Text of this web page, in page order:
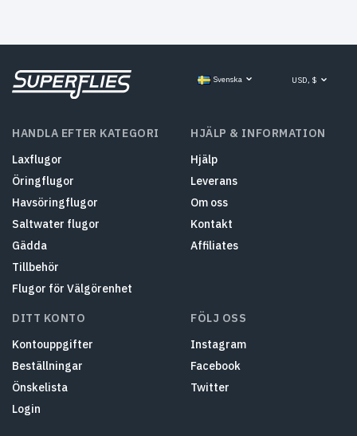
Svenska USD, $
HANDLA EFTER KATEGORI
Laxflugor
Öringflugor
Havsöringflugor
Saltwater flugor
Gädda
Tillbehör
Flugor för Välgörenhet
HJÄLP & INFORMATION
Hjälp
Leverans
Om oss
Kontakt
Affiliates
DITT KONTO
Kontouppgifter
Beställningar
Önskelista
Login
FÖLJ OSS
Instagram
Facebook
Twitter